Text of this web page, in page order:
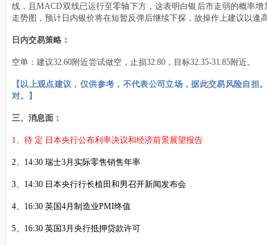
线，且MACD双线已运行至零轴下方，这表明白银后市走弱的概率
走势图，预计日内银价将在短暂反弹后继续下探，故操作上建议以逢
日内交易策略：
空单：建议32.60附近尝试做空，止损32.80，目标32.35-31.85附近。
【以上观点建议，仅供参考，不代表公司立场，据此交易风险自
对。】
三、消息面：
1、待 定 日本央行公布利率决议和经济前景展望报告
2、14:30 瑞士3月实际零售销售年率
3、14:30 日本央行行长植田和男召开新闻发布会
4、16:30 英国4月制造业PMI终值
5、16:30 英国3月央行抵押贷款许可